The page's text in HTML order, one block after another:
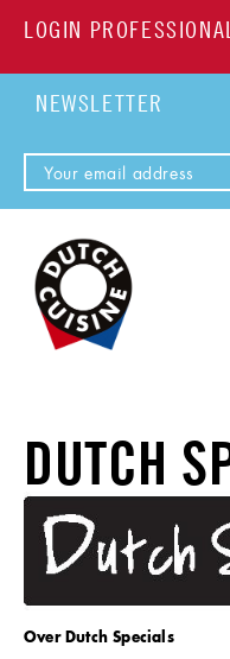
LOGIN
NEWSLETTER
DUTCH
Over Dutch Specials